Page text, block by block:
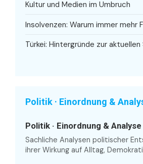
Kultur und Medien im Umbruch
Insolvenzen: Warum immer mehr
Türkei: Hintergründe zur
Politik · Einordnung &
Politik · Einordnung & Analyse
Sachliche Analysen politischer
ihrer Wirkung auf Alltag,